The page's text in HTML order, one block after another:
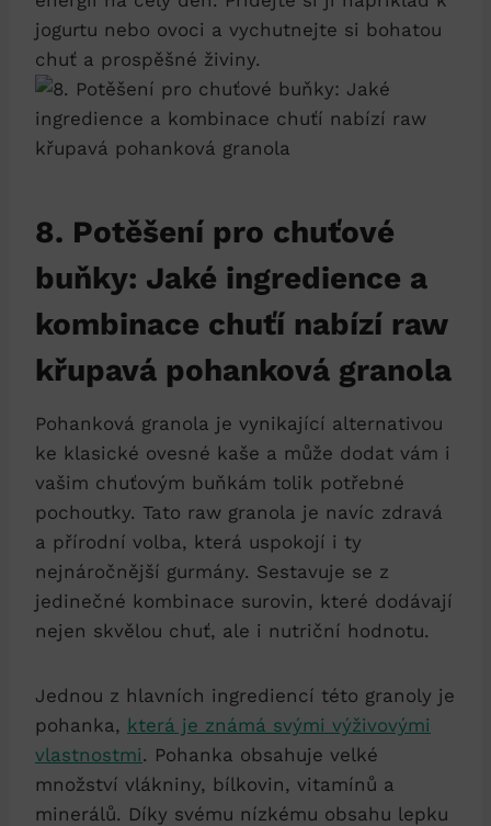
jogurtu nebo ovoci a vychutnejte si bohatou
chuť a prospěšné živiny.
8. Potěšení pro chuťové
buňky: Jaké ingredience a
kombinace chuťí nabízí raw
křupavá pohanková granola
Pohanková granola je vynikající alternativou
ke klasické ovesné kaše a může dodat vám i
vašim chuťovým buňkám tolik potřebné
pochoutky. Tato raw granola je navíc zdravá
a přírodní volba, která uspokojí i ty
nejnáročnější gurmány. Sestavuje se z
jedinečné kombinace surovin, které dodávají
nejen skvělou chuť, ale i nutriční hodnotu.
Jednou z hlavních ingrediencí této granoly je
pohanka, která je známá svými výživovými
vlastnostmi. Pohanka obsahuje velké
množství vlákniny, bílkovin, vitamínů a
minerálů. Díky svému nízkému obsahu lepku